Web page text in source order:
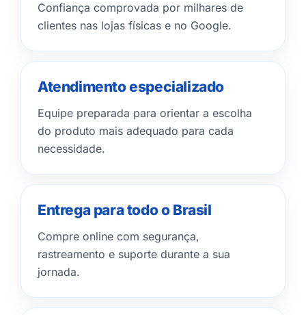
Confiança comprovada por milhares de
clientes nas lojas físicas e no Google.
Atendimento especializado
Equipe preparada para orientar a escolha
do produto mais adequado para cada
necessidade.
Entrega para todo o Brasil
Compre online com segurança,
rastreamento e suporte durante a sua
jornada.